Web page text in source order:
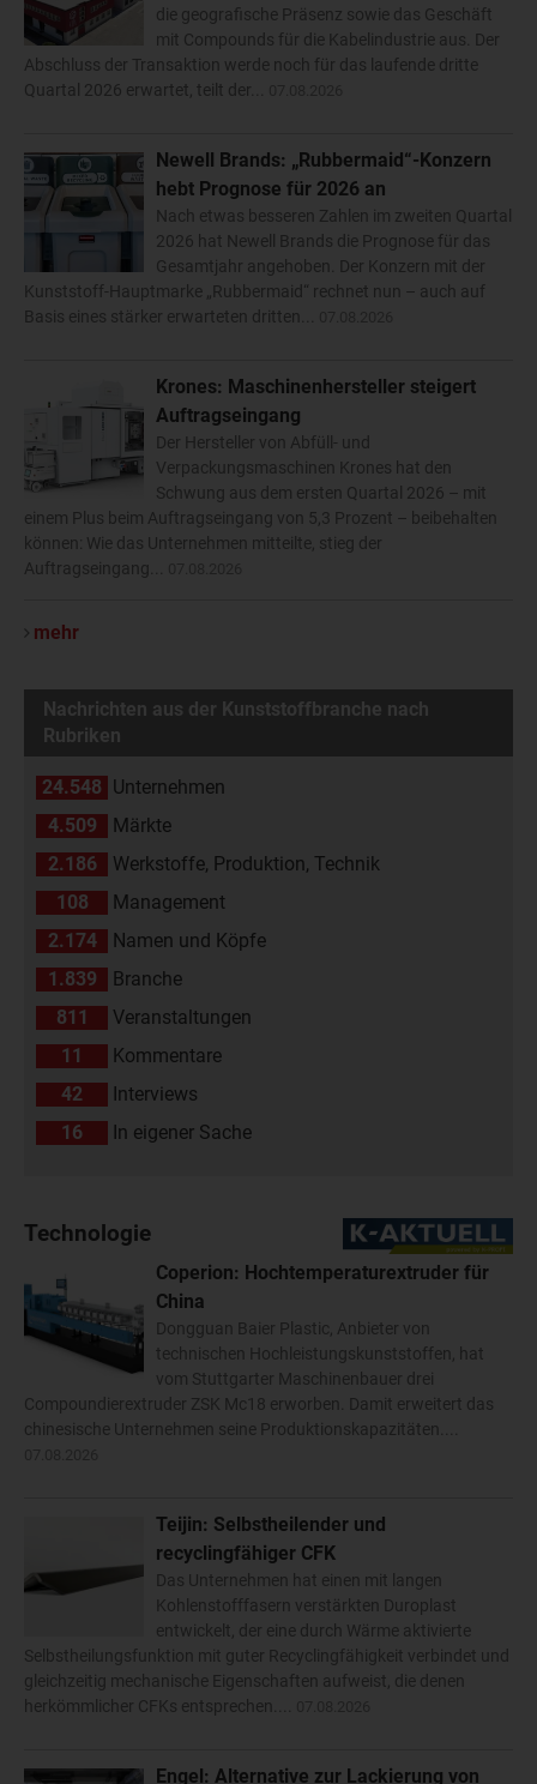
die geografische Präsenz sowie das Geschäft
mit Compounds für die Kabelindustrie aus. Der
Abschluss der Transaktion werde noch für das laufende dritte
Quartal 2026 erwartet, teilt der...
Newell Brands: „Rubbermaid“-Konzern
hebt Prognose für 2026 an
Nach etwas besseren Zahlen im zweiten Quartal
2026 hat Newell Brands die Prognose für das
Gesamtjahr angehoben. Der Konzern mit der
Kunststoff-Hauptmarke „Rubbermaid“ rechnet nun – auch auf
Basis eines stärker erwarteten dritten...
Krones: Maschinenhersteller steigert
Auftragseingang
Der Hersteller von Abfüll- und
Verpackungsmaschinen Krones hat den
Schwung aus dem ersten Quartal 2026 – mit
einem Plus beim Auftragseingang von 5,3 Prozent – beibehalten
können: Wie das Unternehmen mitteilte, stieg der
Auftragseingang...
mehr
Nachrichten aus der Kunststoffbranche nach
Rubriken
24.548 Unternehmen
4.509
Märkte
2.186
Werkstoffe, Produktion, Technik
108
Management
2.174
Namen und Köpfe
1.839
Branche
811
Veranstaltungen
11
Kommentare
42
Interviews
16
In eigener Sache
Technologie
Coperion: Hochtemperaturextruder für
China
Dongguan Baier Plastic, Anbieter von
technischen Hochleistungskunststoffen, hat
vom Stuttgarter Maschinenbauer drei
Compoundierextruder ZSK Mc18 erworben. Damit erweitert das
chinesische Unternehmen seine Produktionskapazitäten....
Teijin: Selbstheilender und
recyclingfähiger CFK
Das Unternehmen hat einen mit langen
Kohlenstofffasern verstärkten Duroplast
entwickelt, der eine durch Wärme aktivierte
Selbstheilungsfunktion mit guter Recyclingfähigkeit verbindet und
gleichzeitig mechanische Eigenschaften aufweist, die denen
herkömmlicher CFKs entsprechen....
Engel: Alternative zur Lackierung von